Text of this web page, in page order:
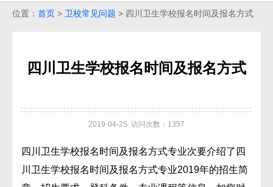
位置： 首页 > 卫校常见问题 > 四川卫生学校报名时间及报名方式
四川卫生学校报名时间及报名方式
2019-04-25 访问次数：1357
四川卫生学校报名时间及报名方式专业次要介绍了四
川卫生学校报名时间及报名方式专业2019年的招生简